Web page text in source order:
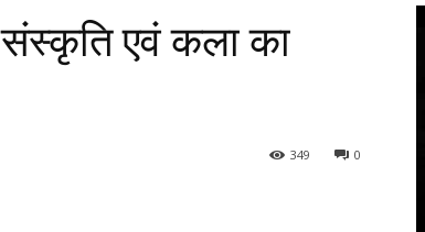
संस्कृति एवं कला का
0
349